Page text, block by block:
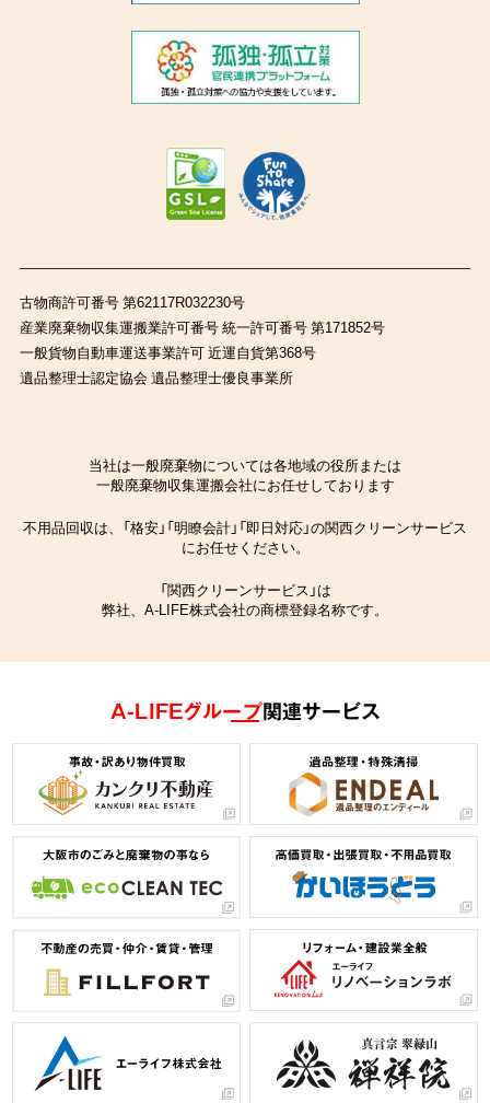
古物商許可番号 第62117R032230号
産業廃棄物収集運搬業許可番号 統一許可番号 第171852号
一般貨物自動車運送事業許可 近運自貨第368号
遺品整理士認定協会 遺品整理士優良事業所
当社は一般廃棄物については各地域の役所または
一般廃棄物収集運搬会社にお任せしております
不用品回収は、「格安」「明瞭会計」「即日対応」の関西クリーンサービス
にお任せください。
「関西クリーンサービス」は
弊社、A-LIFE株式会社の商標登録名称です。
A-LIFEグループ関連サービス